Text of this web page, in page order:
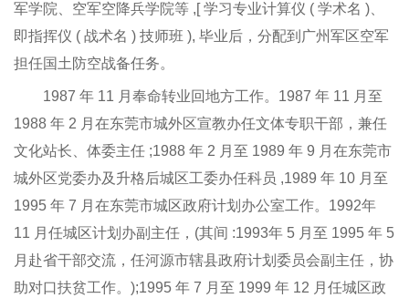
军学院、空军空降兵学院等 ,[ 学习专业计算仪 ( 学术名 )、
即指挥仪 ( 战术名 ) 技师班 ), 毕业后，分配到广州军区空军
担任国土防空战备任务。
1987 年 11 月奉命转业回地方工作。1987 年 11 月至
1988 年 2 月在东莞市城外区宣教办任文体专职干部，兼任
文化站长、体委主任 ;1988 年 2 月至 1989 年 9 月在东莞市
城外区党委办及升格后城区工委办任科员 ,1989 年 10 月至
1995 年 7 月在东莞市城区政府计划办公室工作。1992年
11 月任城区计划办副主任，(其间 :1993年 5 月至 1995 年 5
月赴省干部交流，任河源市辖县政府计划委员会副主任，协
助对口扶贫工作。);1995 年 7 月至 1999 年 12 月任城区政